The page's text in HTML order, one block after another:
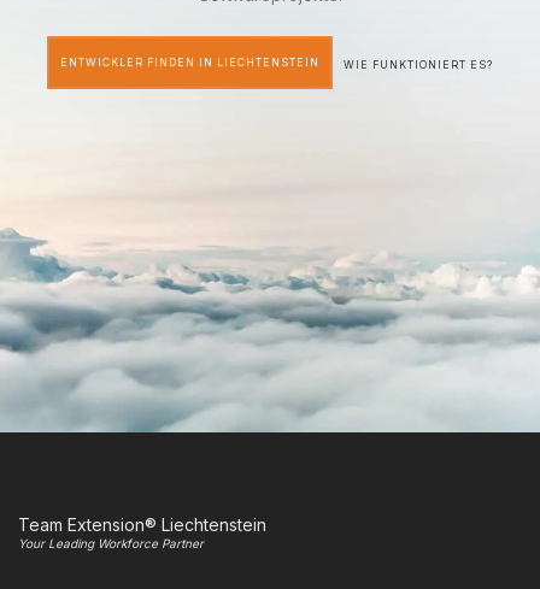
ENTWICKLER FINDEN IN LIECHTENSTEIN WIE FUNKTIONIERT ES?
Team Extension® Liechtenstein
Your Leading Workforce Partner